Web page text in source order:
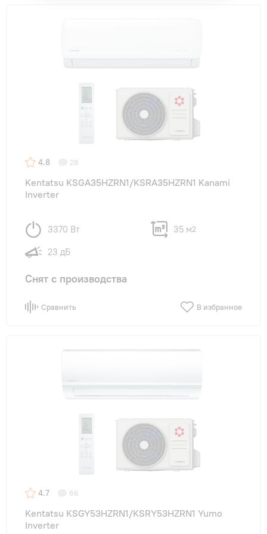
4.8 28
Kentatsu KSGA35HZRN1/KSRA35HZRN1 Kanami
Inverter
3370 Вт 35 м2
23 дБ
Снят с производства
Сравнить В избранное
4.7 66
Kentatsu KSGY53HZRN1/KSRY53HZRN1 Yumo
Inverter